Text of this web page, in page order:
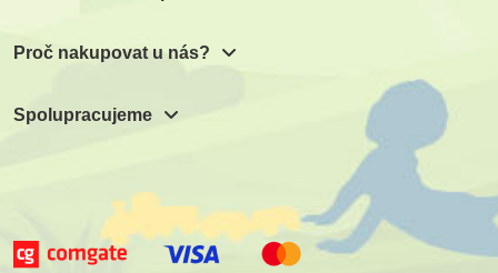
Proč nakupovat u nás?
Spolupracujeme